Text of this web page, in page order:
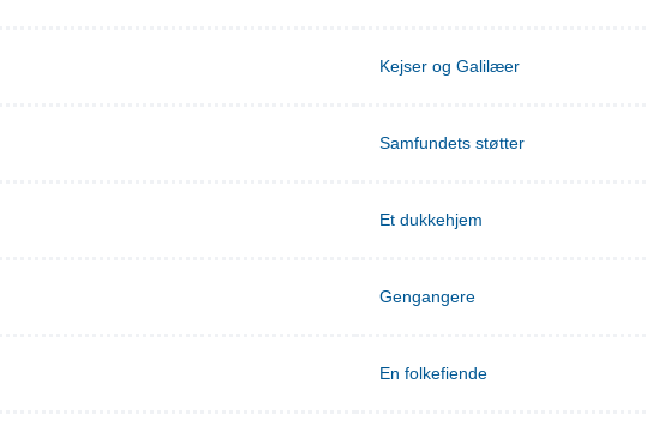
Kejser og Galilæer
Samfundets støtter
Et dukkehjem
Gengangere
En folkefiende